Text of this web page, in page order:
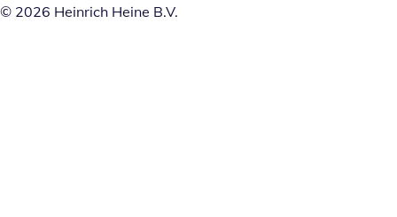
© 2026 Heinrich Heine B.V.